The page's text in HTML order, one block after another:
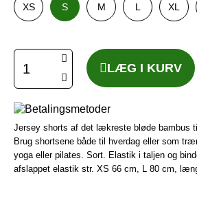
XS
S M L XL
LÆG I KURV
Jersey shorts af det lækreste bløde bambus
Brug shortsene både til hverdag eller som
yoga eller pilates. Sort. Elastik i taljen og
afslappet elastik str. XS 66 cm, L 80 cm,